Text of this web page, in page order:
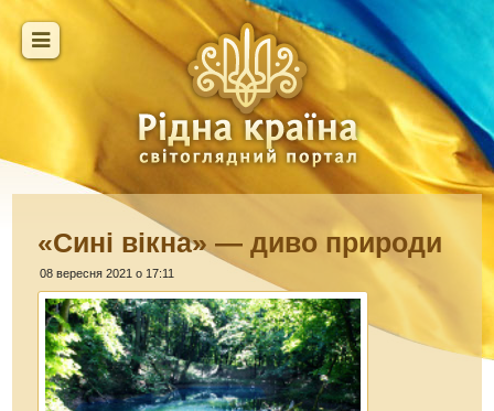
«Сині вікна» — диво природи
08 вересня 2021 о 17:11